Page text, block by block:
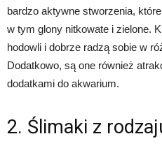
bardzo aktywne stworzenia,
w tym glony nitkowate i zielone.
hodowli i dobrze radzą sobie w
Dodatkowo, są one również
dodatkami do akwarium.
2. Ślimaki z